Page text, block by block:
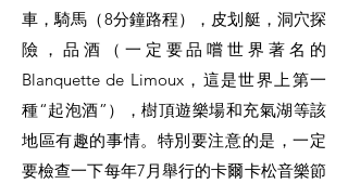
車，騎馬（8分鐘路程），皮划艇，洞穴探
險，品酒（一定要品嚐世界著名的
Blanquette de Limoux，這是世界上第一
種“起泡酒”），樹頂遊樂場和充氣湖等該
地區有趣的事情。特別要注意的是，一定
要檢查一下每年7月舉行的卡爾卡松音樂節